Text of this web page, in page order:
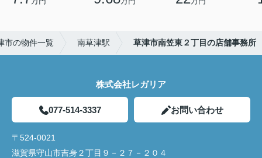
市の物件一覧 南草津駅 草津市南笠東２丁目の店舗事務所
株式会社レガリア
077-514-3337 お問い合わせ
〒524-0021
滋賀県守山市吉身２丁目９－２７－２０４